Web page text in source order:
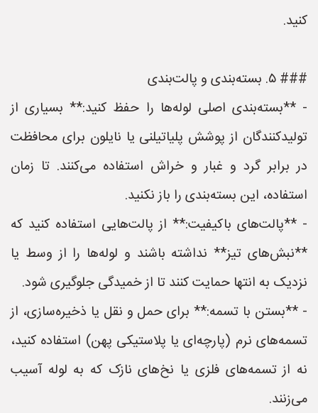
کنید.
### ۵. بسته‌بندی و پالت‌بندی
- **بسته‌بندی اصلی لوله‌ها را حفظ کنید:** بسیاری از
تولیدکنندگان از پوشش پلیاتیلنی یا نایلون برای محافظت
در برابر گرد و غبار و خراش استفاده می‌کنند. تا زمان
استفاده، این بسته‌بندی را باز نکنید.
- **پالت‌های باکیفیت:** از پالت‌هایی استفاده کنید که
**نبش‌های تیز** نداشته باشند و لوله‌ها را از وسط یا
نزدیک به انتها حمایت کنند تا از خمیدگی جلوگیری شود.
- **بستن با تسمه:** برای حمل و نقل یا ذخیره‌سازی، از
تسمه‌های نرم (پارچه‌ای یا پلاستیکی پهن) استفاده کنید،
نه از تسمه‌های فلزی یا نخ‌های نازک که به لوله آسیب
می‌زنند.